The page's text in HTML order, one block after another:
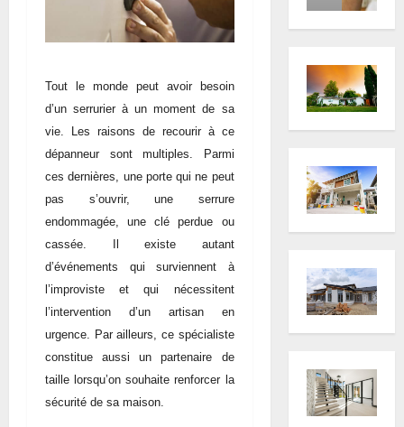
Tout le monde peut avoir besoin
d’un serrurier à un moment de sa
vie. Les raisons de recourir à ce
dépanneur sont multiples. Parmi
ces dernières, une porte qui ne peut
pas s’ouvrir, une serrure
endommagée, une clé perdue ou
cassée. Il existe autant
d’événements qui surviennent à
l’improviste et qui nécessitent
l’intervention d’un artisan en
urgence. Par ailleurs, ce spécialiste
constitue aussi un partenaire de
taille lorsqu’on souhaite renforcer la
sécurité de sa maison.